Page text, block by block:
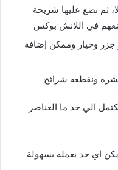
ثم نضع عليها شريحة
في اللانش بوكس
وخيار وممكن إضافة
ونقطعه شرائح
الي حد ما العناصر
اي حد يعمله بسهولة